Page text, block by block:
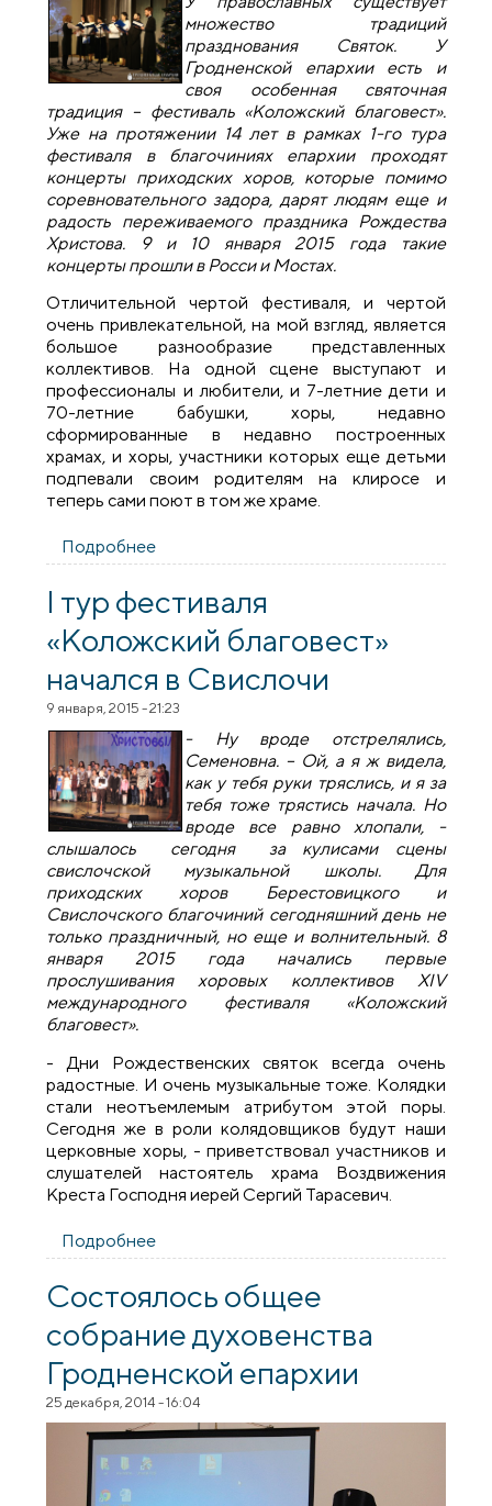
множество традиций
празднования Святок. У
Гродненской епархии есть и
своя особенная святочная
традиция – фестиваль «Коложский благовест».
Уже на протяжении 14 лет в рамках 1-го тура
фестиваля в благочиниях епархии проходят
концерты приходских хоров, которые помимо
соревновательного задора, дарят людям еще и
радость переживаемого праздника Рождества
Христова. 9 и 10 января 2015 года такие
концерты прошли в Росси и Мостах.
Отличительной чертой фестиваля, и чертой
очень привлекательной, на мой взгляд, является
большое разнообразие представленных
коллективов. На одной сцене выступают и
профессионалы и любители, и 7-летние дети и
70-летние бабушки, хоры, недавно
сформированные в недавно построенных
храмах, и хоры, участники которых еще детьми
подпевали своим родителям на клиросе и
теперь сами поют в том же храме.
Подробнее
фестиваля «Коложский благовест»
I тур фестиваля
«Коложский благовест»
начался в Свислочи
9 января, 2015 - 21:23
- Ну вроде отстрелялись,
Семеновна. – Ой, а я ж видела,
как у тебя руки тряслись, и я за
тебя тоже трястись начала. Но
вроде все равно хлопали, -
слышалось сегодня за кулисами сцены
свислочской музыкальной школы. Для
приходских хоров Берестовицкого и
Свислочского благочиний сегодняшний день не
только праздничный, но еще и волнительный. 8
января 2015 года начались первые
прослушивания хоровых коллективов XIV
международного фестиваля «Коложский
благовест».
- Дни Рождественских святок всегда очень
радостные. И очень музыкальные тоже. Колядки
стали неотъемлемым атрибутом этой поры.
Сегодня же в роли колядовщиков будут наши
церковные хоры, - приветствовал участников и
слушателей настоятель храма Воздвижения
Креста Господня иерей Сергий Тарасевич.
Подробнее
благовест» начался в Свислочи
Состоялось общее
собрание духовенства
Гродненской епархии
25 декабря, 2014 - 16:04